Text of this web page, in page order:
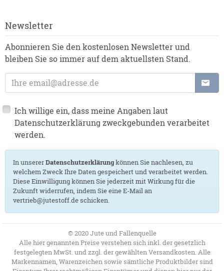
Newsletter
Abonnieren Sie den kostenlosen Newsletter und
bleiben Sie so immer auf dem aktuellsten Stand.
E-Mailadresse
Ich willige ein, dass meine Angaben laut
Datenschutzerklärung zweckgebunden verarbeitet
werden.
In unsererDatenschutzerklärungkönnen Sie nachlesen, zu
welchem Zweck Ihre Daten gespeichert und verarbeitet werden.
Diese Einwilligung können Sie jederzeit mit Wirkung für die
Zukunft widerrufen, indem Sie eine E-Mail an
vertrieb@jutestoff.de schicken.
© 2020 Jute und Fallenquelle
Alle hier genannten Preise verstehen sich inkl. der gesetzlich
festgelegten MwSt. und zzgl. der gewählten Versandkosten. Alle
Markennamen, Warenzeichen sowie sämtliche Produktbilder sind